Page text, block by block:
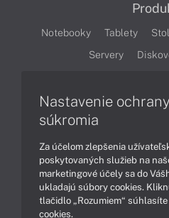
Notebooky Tablety
Servery
Obchodné informácie
Nastavenie ochrany
súkromia
Za účelom zlepšenia
poskytovaných služieb na
marketingové účely sa do
ukladajú súbory cookies.
tlačidlo „Rozumiem“
cookies.